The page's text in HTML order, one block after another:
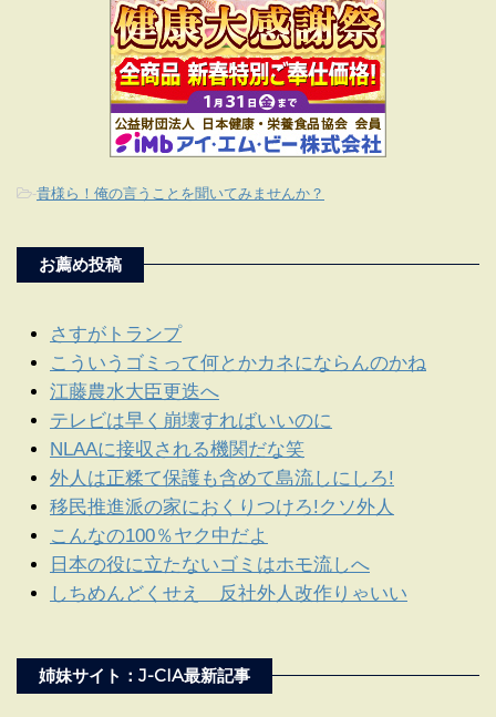
-貴様ら！俺の言うことを聞いてみませんか？
お薦め投稿
さすがトランプ
こういうゴミって何とかカネにならんのかね
江藤農水大臣更迭へ
テレビは早く崩壊すればいいのに
NLAAに接収される機関だな笑
外人は正糅て保護も含めて島流しにしろ!
移民推進派の家におくりつけろ!クソ外人
こんなの100％ヤク中だよ
日本の役に立たないゴミはホモ流しへ
しちめんどくせえ 反社外人改作りゃいい
姉妹サイト：J-CIA最新記事